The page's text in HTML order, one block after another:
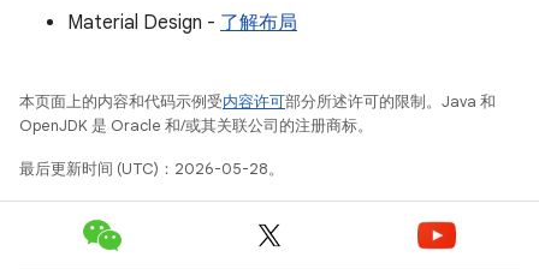
Material Design - 了解布局
本页面上的内容和代码示例受内容许可部分所述许可的限制。Java 和
OpenJDK 是 Oracle 和/或其关联公司的注册商标。
最后更新时间 (UTC)：2026-05-28。